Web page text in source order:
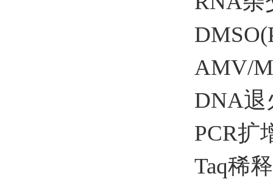
AMV/
DNA退
PCR扩
Taq稀